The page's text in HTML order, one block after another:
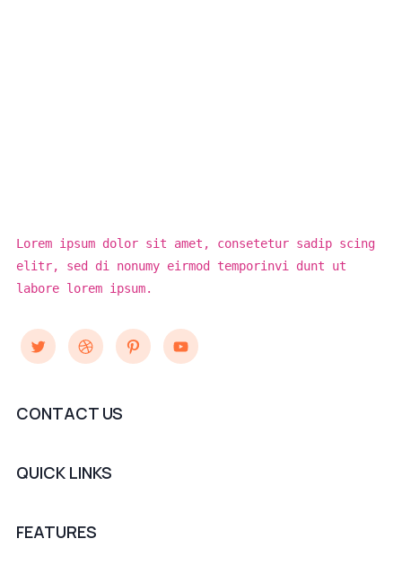
Lorem ipsum dolor sit amet, consetetur sadip scing
elitr, sed di nonumy eirmod temporinvi dunt ut
labore lorem ipsum.
TwitterDribbblePinterestYouTube
CONTACT US
QUICK LINKS
FEATURES